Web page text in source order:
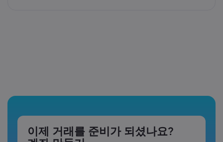
이제 거래를 준비가 되셨나요?